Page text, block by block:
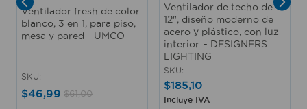
Ventilador fresh de color
blanco, 3 en 1, para piso,
mesa y pared - UMCO
SKU:
$46,99 $61,00
Ventilador de techo de
12", diseño moderno de
acero y plástico, con luz
interior. - DESIGNERS
LIGHTING
SKU:
$185,10
Incluye IVA